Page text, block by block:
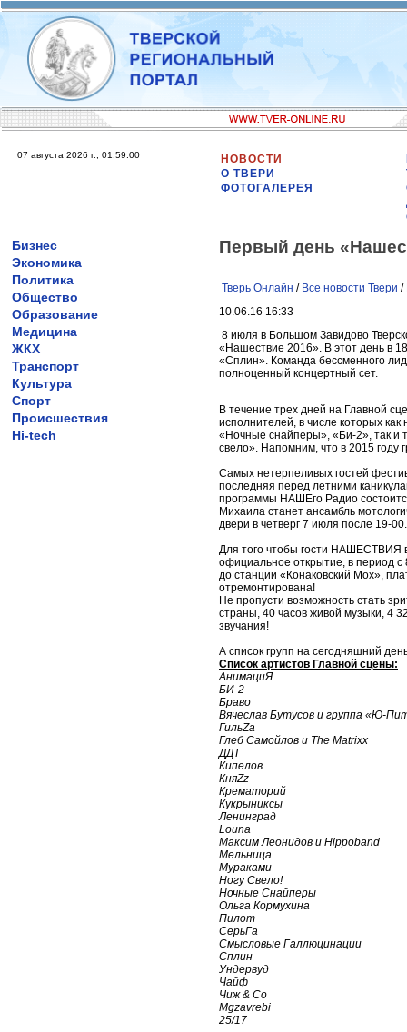
07 августа 2026 г., 01:59:00
НОВОСТИ
О ТВЕРИ
ФОТОГАЛЕРЕЯ
Бизнес
Экономика
Политика
Общество
Образование
Медицина
ЖКХ
Транспорт
Культура
Спорт
Происшествия
Hi-tech
Первый день
Тверь Онлайн / Все новости Твери /
10.06.16 16:33
8 июля в Большом Завидово
«Нашествие 2016». В этот день в
«Сплин». Команда бессменного
полноценный концертный сет.
В течение трех дней на Главной
исполнителей, в числе которых
«Ночные снайперы», «Би-2», так и
свело». Напомним, что в 2015 году
Самых нетерпеливых гостей
последняя перед летними
программы НАШЕго Радио
Михаила станет ансамбль
двери в четверг 7 июля после 19-00.
Для того чтобы гости НАШЕСТВИЯ
официальное открытие, в период
до станции «Конаковский Мох»,
отремонтирована!
Не пропусти возможность стать
страны, 40 часов живой музыки, 4
звучания!
А список групп на сегодняшний
Список артистов Главной сцены:
АнимациЯ
БИ-2
Браво
Вячеслав Бутусов и группа «Ю-
ГильZа
Глеб Самойлов и The Matrixx
ДДТ
Кипелов
КняZz
Крематорий
Кукрыниксы
Ленинград
Louna
Максим Леонидов и Hippoband
Мельница
Мураками
Ногу Свело!
Ночные Cнайперы
Ольга Кормухина
Пилот
СерьГа
Смысловые Галлюцинации
Сплин
Ундервуд
Чайф
Чиж & Co
Mgzavrebi
25/17